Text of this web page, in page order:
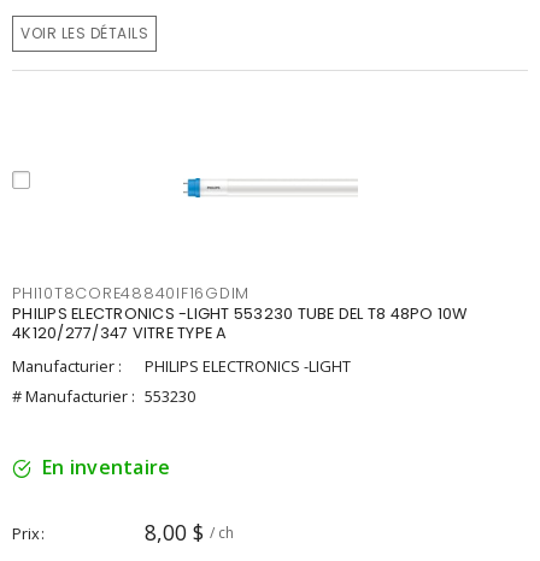
VOIR LES DÉTAILS
PHI10T8CORE48840IF16GDIM
PHILIPS ELECTRONICS -LIGHT 553230 TUBE DEL T8 48PO 10W
4K120/277/347 VITRE TYPE A
Manufacturier :
PHILIPS ELECTRONICS -LIGHT
# Manufacturier : 553230
En inventaire
Prix 8,00 $ / ch